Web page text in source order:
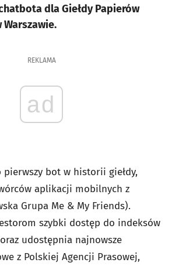
dla Giełdy Papierów
REKLAMA
ad
pierwszy bot w historii giełdy,
aplikacji mobilnych z
Grupa Me & My Friends).
szybki dostęp do indeksów
udostępnia najnowsze
z Polskiej Agencji Prasowej,